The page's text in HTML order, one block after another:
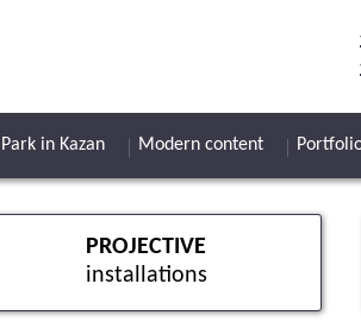
in Kazan Modern content
PROJECTIVE
installations